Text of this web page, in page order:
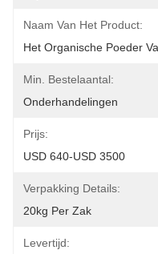
Naam Van Het Product:
Het Organische Poeder
Min. Bestelaantal:
Onderhandelingen
Prijs:
USD 640-USD 3500
Verpakking Details:
20kg Per Zak
Levertijd: